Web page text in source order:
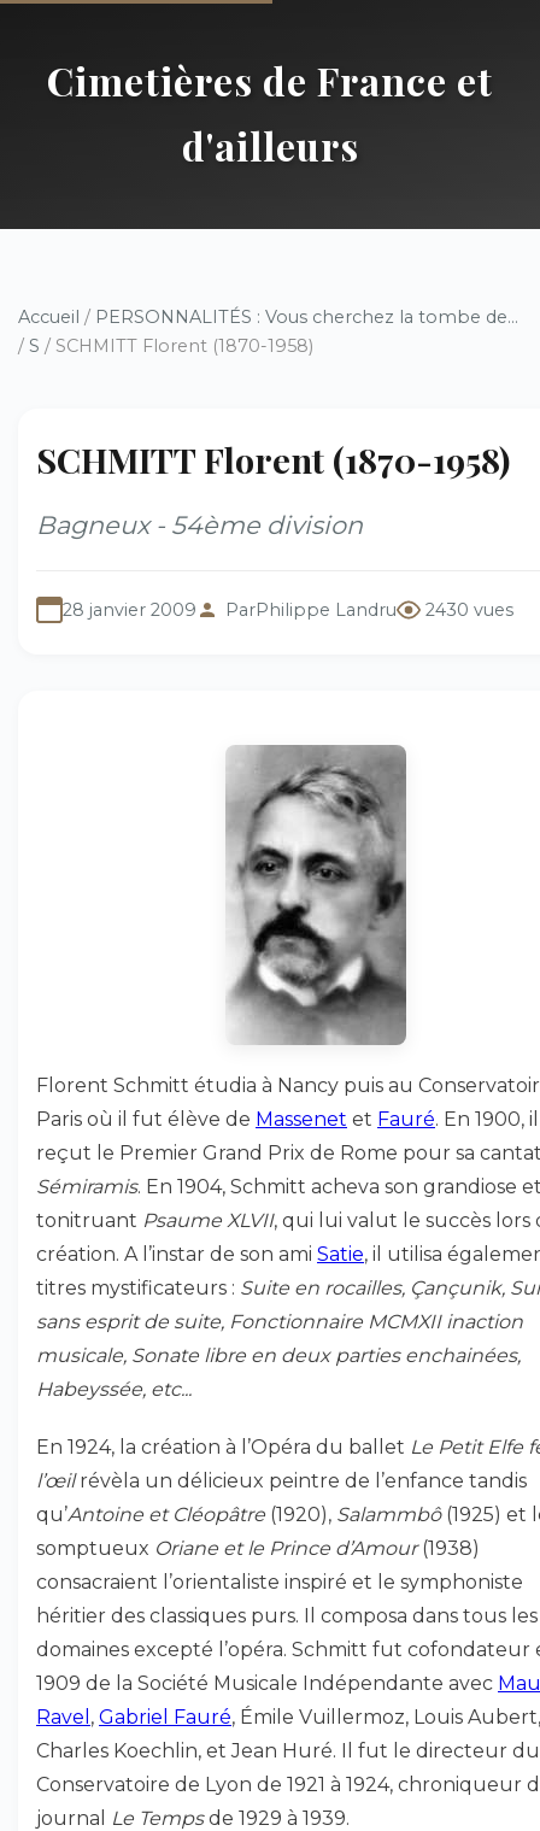
Cimetières de France et
d'ailleurs
Accueil / PERSONNALITÉS : Vous cherchez la tombe de...
/ S / SCHMITT Florent (1870-1958)
SCHMITT Florent (1870-1958)
Bagneux - 54ème division
28 janvier 2009 ParPhilippe Landru 2430 vues
Florent Schmitt étudia à Nancy puis au
Paris où il fut élève de Massenet et Fauré. En 1900, il
reçut le Premier Grand Prix de Rome pour sa
Sémiramis. En 1904, Schmitt acheva son grandiose
tonitruant Psaume XLVII, qui lui valut le succès lors
création. A l’instar de son ami Satie, il utilisa
titres mystificateurs : Suite en rocailles, Çançunik,
sans esprit de suite, Fonctionnaire MCMXII inaction
musicale, Sonate libre en deux parties enchainées,
Habeyssée, etc...
En 1924, la création à l’Opéra du ballet Le Petit Elfe
l’œilrévèla un délicieux peintre de l’enfance tandis
qu’Antoine et Cléopâtre (1920), Salammbô(1925) et
somptueux Oriane et le Prince d’Amour(1938)
consacraient l’orientaliste inspiré et le symphoniste
héritier des classiques purs. Il composa dans tous les
domaines excepté l’opéra. Schmitt fut cofondateur
1909 de la Société Musicale Indépendante avec
Ravel , Gabriel Fauré, Émile Vuillermoz, Louis Aubert,
Charles Koechlin, et Jean Huré. Il fut le directeur du
Conservatoire de Lyon de 1921 à 1924, chroniqueur
journal
Le Tempsde 1929 à 1939.